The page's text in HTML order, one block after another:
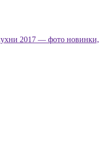
2017 — фото новинки,